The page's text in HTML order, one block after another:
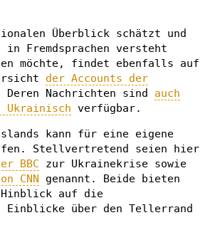
Überblick schätzt und
in Fremdsprachen versteht
möchte, findet ebenfalls auf
der Accounts der
Deren Nachrichten sind auch
Ukrainisch verfügbar.
kann für eine eigene
Stellvertretend seien hier
BBC zur Ukrainekrise sowie
CNN genannt. Beide bieten
Hinblick auf die
Einblicke über den Tellerrand